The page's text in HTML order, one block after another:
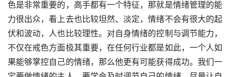
色是非常重要的，高手都有一个特征，那就是情绪管理的能
力很出众，看上去也比较坦然、淡定，情绪不会有很大的起
伏和波动，人也比较理性。对自身情绪的控制与调节能力，
不仅在戒色方面极其重要，在任何行业都是如此，一个人如
果能够掌控自己的情绪，那么他更有可能获得成功。我们一